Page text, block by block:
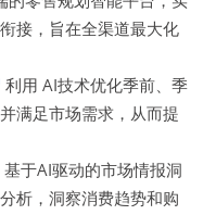
接，旨在全渠道最大化
利用 AI技术优化季前、季
满足市场需求，从而提
基于AI驱动的市场情报洞
析，洞察消费趋势和购